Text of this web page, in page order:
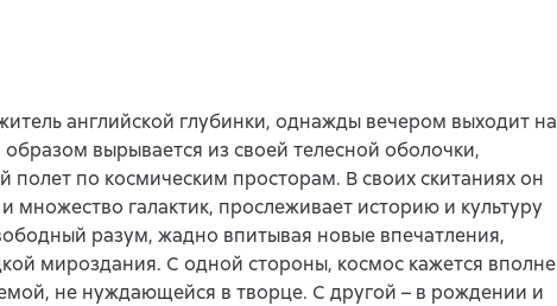
английской глубинки, однажды вечером выходит на
вырывается из своей телесной оболочки,
полет по космическим просторам. В своих скитаниях он
множество галактик, прослеживает историю и культуру
разум, жадно впитывая новые впечатления,
мироздания. С одной стороны, космос кажется вполне
не нуждающейся в творце. С другой – в рождении и